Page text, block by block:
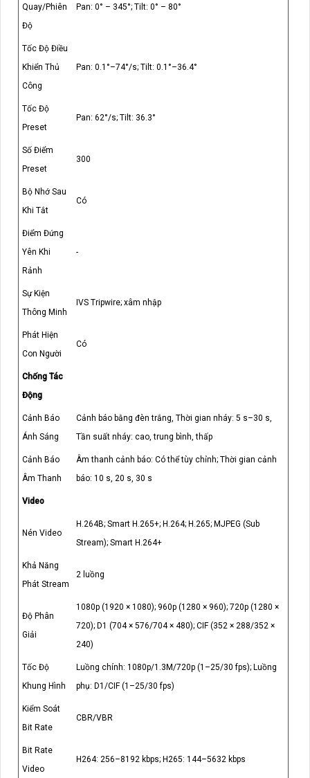
Quay/Phiên
Độ
Pan: 0° – 345°; Tilt: 0° – 80°
Tốc Độ Điều
Khiển Thủ
Công
Pan: 0.1°–74°/s; Tilt: 0.1°–36.4°
Tốc Độ
Preset
Pan: 62°/s; Tilt: 36.3°
Số Điểm
Preset
300
Bộ Nhớ Sau
Khi Tắt
Có
Điểm Đứng
Yên Khi
Rảnh
-
Sự Kiện
Thông Minh
IVS Tripwire; xâm nhập
Phát Hiện
Con Người
Có
Chống Tác
Động
Cảnh Báo
Ánh Sáng
Cảnh báo bằng đèn trắng, Thời gian nháy: 5 s–30 s,
Tần suất nháy: cao, trung bình, thấp
Cảnh Báo
Âm Thanh
Âm thanh cảnh báo: Có thể tùy chỉnh; Thời gian cảnh
báo: 10 s, 20 s, 30 s
Video
Nén Video
H.264B; Smart H.265+; H.264; H.265; MJPEG (Sub
Stream); Smart H.264+
Khả Năng
Phát Stream
2 luồng
Độ Phân
Giải
1080p (1920 × 1080); 960p (1280 × 960); 720p (1280 ×
720); D1 (704 × 576/704 × 480); CIF (352 × 288/352 ×
240)
Tốc Độ
Khung Hình
Luồng chính: 1080p/1.3M/720p (1–25/30 fps); Luồng
phụ: D1/CIF (1–25/30 fps)
Kiểm Soát
Bit Rate
CBR/VBR
Bit Rate
Video
H264: 256–8192 kbps; H265: 144–5632 kbps